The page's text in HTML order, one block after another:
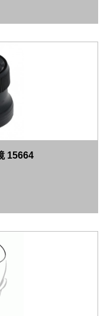
15664